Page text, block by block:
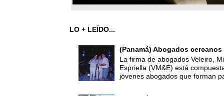
LO + LEÍDO...
(Panamá) Abogados
La firma de abogados Veleiro,
Espriella (VM&E) está
jóvenes abogados que forman